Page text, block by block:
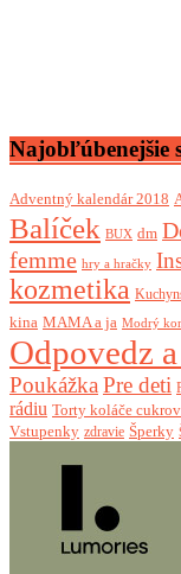
Najobľúbenejšie
Adventný kalendár 2018
Balíček BUX dm
femme hry a hračky
kozmetika
kina MAMA a ja Modrý
Odpovedz
Poukážka Pre deti
rádiu Torty koláče
Vstupenky zdravie Šperky